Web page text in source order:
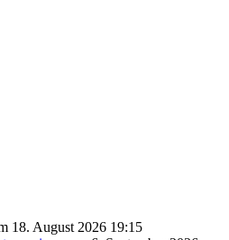
18. August 2026 19:15